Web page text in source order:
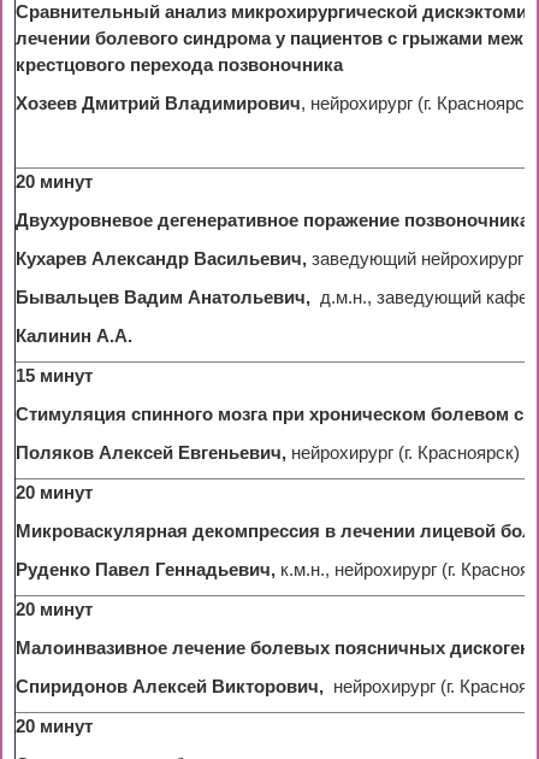
Сравнительный анализ микрохирургической
лечении болевого синдрома у пациентов с грыжами
крестцового перехода позвоночника
Хозеев Дмитрий Владимирович, нейрохирург (г. Красноярск)
20 минут
Двухуровневое дегенеративное поражение
Кухарев Александр Васильевич, заведующий
Бывальцев Вадим Анатольевич, д.м.н., заведующий
Калинин А.А.
15 минут
Стимуляция спинного мозга при хроническом болевом
Поляков Алексей Евгеньевич, нейрохирург (г. Красноярск)
20 минут
Микроваскулярная декомпрессия в лечении лицевой
Руденко Павел Геннадьевич, к.м.н., нейрохирург (г.
20 минут
Малоинвазивное лечение болевых поясничных
Спиридонов Алексей Викторович, нейрохирург (г.
20 минут